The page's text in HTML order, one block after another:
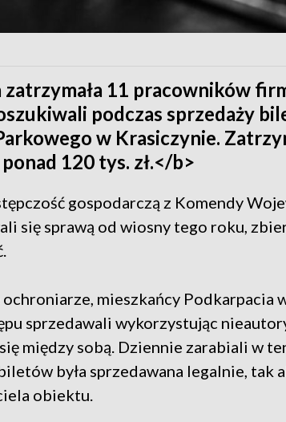
zatrzymała 11 pracowników
podczas sprzedaży
w Krasiczynie.
120 tys. zł.</b>
gospodarczą z Komendy
się sprawą od wiosny tego roku,
mieszkańcy Podkarpacia
sprzedawali wykorzystując
między sobą. Dziennie zarabiali w
była sprzedawana legalnie, tak
obiektu.